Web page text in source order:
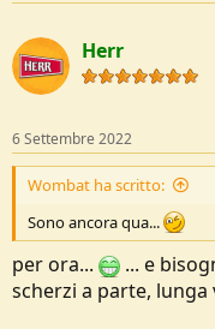
Herr
6 Settembre 2022
Wombat ha scritto:
Sono ancora qua...
per ora...
... e
scherzi a parte, lunga